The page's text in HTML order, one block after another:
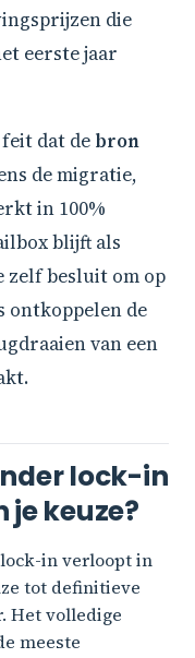
die
eerste jaar
dat de bron
de migratie,
in 100%
blijft als
zelf besluit om op
ontkoppelen de
van een
lock-in
keuze?
in verloopt in
tot definitieve
Het volledige
meeste